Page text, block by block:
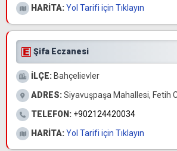
HARİTA:Yol Tarifi için Tıklayın
Şifa Eczanesi
İLÇE: Bahçelievler
ADRES:Siyavuşpaşa Mahallesi, Fetih
TELEFON: +902124420034
HARİTA:Yol Tarifi için Tıklayın